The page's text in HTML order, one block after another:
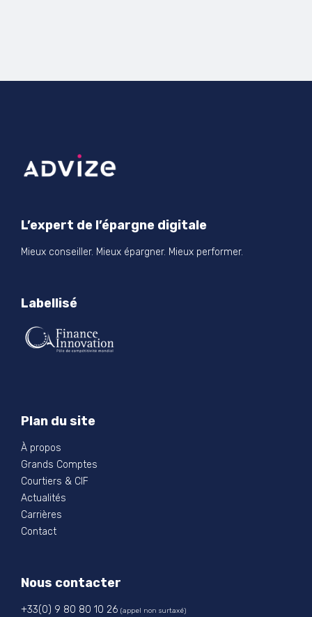
L’expert de l’épargne digitale
Mieux conseiller. Mieux épargner. Mieux performer.
Labellisé
Plan du site
À propos
Grands Comptes
Courtiers & CIF
Actualités
Carrières
Contact
Nous contacter
+33(0) 9 80 80 10 26 (appel non surtaxé)